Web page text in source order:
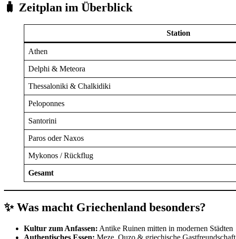
🧳 Zeitplan im Überblick
Station
Athen
Delphi & Meteora
Thessaloniki & Chalkidiki
Peloponnes
Santorini
Paros oder Naxos
Mykonos / Rückflug
Gesamt
✨ Was macht Griechenland besonders?
Kultur zum Anfassen: Antike Ruinen mitten in modernen Städten
Authentisches Essen: Meze, Ouzo & griechische Gastfreundschaft